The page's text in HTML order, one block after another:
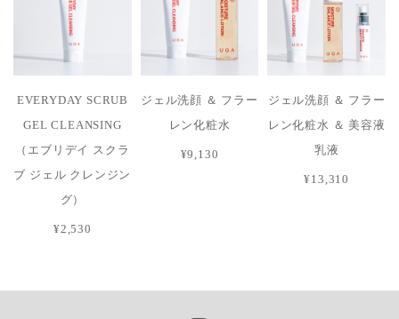
EVERYDAY SCRUB
GEL CLEANSING
（エブリデイ スクラ
ブ ジェル クレンジン
グ）
¥2,530
ジェル洗顔 ＆ フラー
レン化粧水
¥9,130
ジェル洗顔 ＆ フラー
レン化粧水 ＆ 美容液
乳液
¥13,310